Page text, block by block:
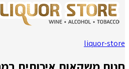
liquor-store